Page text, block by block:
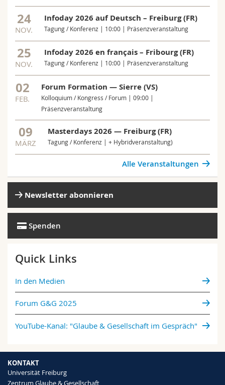
24
NOV.
Infoday 2026 auf Deutsch – Freiburg (FR)
Tagung / Konferenz | 10:00 | Präsenzveranstaltung
25
NOV.
Infoday 2026 en français – Fribourg (FR)
Tagung / Konferenz | 10:00 | Präsenzveranstaltung
02
FEB.
Forum Formation — Sierre (VS)
Kolloquium / Kongress / Forum | 09:00 |
Präsenzveranstaltung
09
MÄRZ
Masterdays 2026 — Freiburg (FR)
Tagung / Konferenz | + Hybridveranstaltung)
Alle Veranstaltungen
Newsletter abonnieren
Spenden
Quick Links
In den Medien
Forum G&G 2025
YouTube-Kanal: "Glaube & Gesellschaft im Gespräch"
KONTAKT
Universität Freiburg
Zentrum Glaube & Gesellschaft